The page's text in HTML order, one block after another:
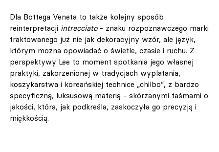
Dla Bottega Veneta to także kolejny sposób
reinterpretacji intrecciato- znaku rozpoznawczego marki
traktowanego już nie jak dekoracyjny wzór, ale język,
którym można opowiadać o świetle, czasie i ruchu. Z
perspektywy Lee to moment spotkania jego własnej
praktyki, zakorzenionej w tradycjach wyplatania,
koszykarstwa i koreańskiej technice „chilbo”, z bardzo
specyficzną, luksusową materią - skórzanymi taśmami o
jakości, która, jak podkreśla, zaskoczyła go precyzją i
miękkością.